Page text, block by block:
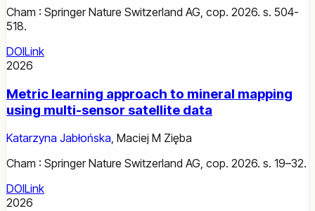
Cham : Springer Nature Switzerland AG, cop. 2026. s. 504-
518.
DOILink
2026
Metric learning approach to mineral mapping
using multi-sensor satellite data
Katarzyna Jabłońska, Maciej M Zięba
Cham : Springer Nature Switzerland AG, cop. 2026. s. 19–32.
DOILink
2026